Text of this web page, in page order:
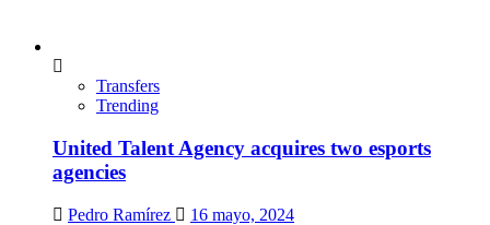
Transfers
Trending
United Talent Agency acquires two esports
agencies
Pedro Ramírez 16 mayo, 2024